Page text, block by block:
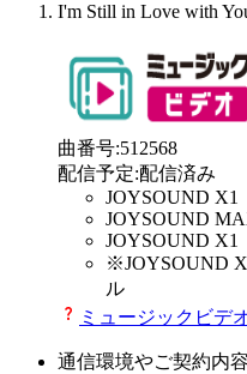
I'm Still in Love with
曲番号:512568
配信予定:配信済み
JOYSOUND X1
JOYSOUND
JOYSOUND X1
※JOYSOUND
ル
ミュージックビデ
通信環境やご契約内